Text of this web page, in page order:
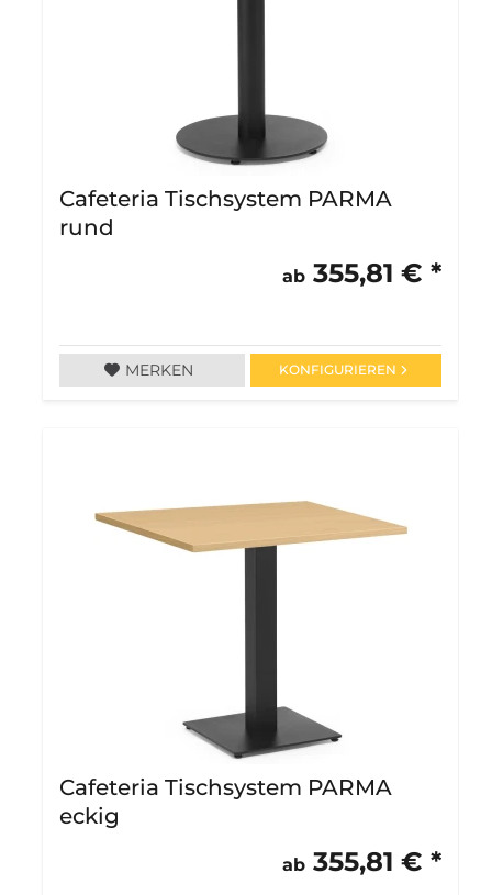
Cafeteria Tischsystem PARMA
rund
ab 355,81 € *
MERKEN KONFIGURIEREN
Cafeteria Tischsystem PARMA
eckig
ab 355,81 € *